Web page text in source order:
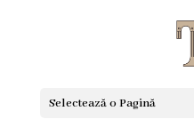
Selectează o Pagină